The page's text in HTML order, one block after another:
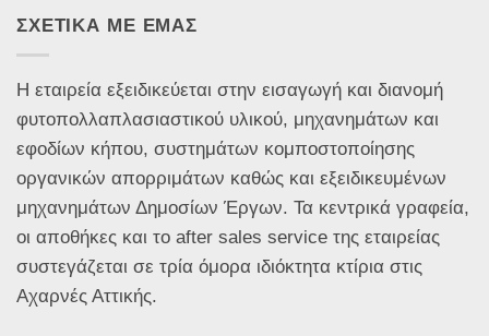
ΣΧΕΤΙΚΑ ΜΕ ΕΜΑΣ
Η εταιρεία εξειδικεύεται στην εισαγωγή και διανομή
φυτοπολλαπλασιαστικού υλικού, μηχανημάτων και
εφοδίων κήπου, συστημάτων κομποστοποίησης
οργανικών απορριμάτων καθώς και εξειδικευμένων
μηχανημάτων Δημοσίων Έργων. Τα κεντρικά γραφεία,
οι αποθήκες και το after sales service της εταιρείας
συστεγάζεται σε τρία όμορα ιδιόκτητα κτίρια στις
Αχαρνές Αττικής.